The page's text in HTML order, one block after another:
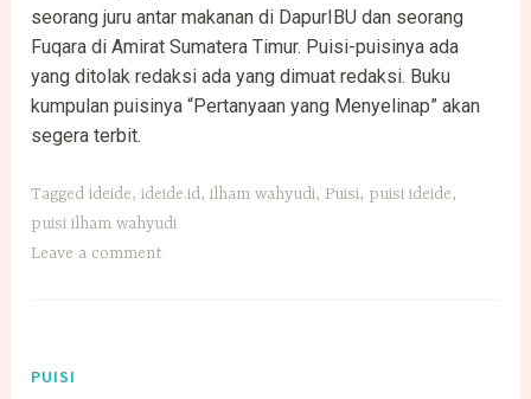
seorang juru antar makanan di DapurIBU dan seorang
Fuqara di Amirat Sumatera Timur. Puisi-puisinya ada
yang ditolak redaksi ada yang dimuat redaksi. Buku
kumpulan puisinya “Pertanyaan yang Menyelinap” akan
segera terbit.
Taggedideide,ideide.id,ilham wahyudi, Puisi, puisi ideide,
puisi ilham wahyudi
Leave a comment
PUISI